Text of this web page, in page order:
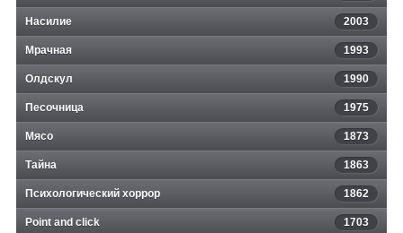
Насилие 2003
Мрачная 1993
Олдскул 1990
Песочница 1975
Мясо 1873
Тайна 1863
Психологический хоррор 1862
Point and click 1703